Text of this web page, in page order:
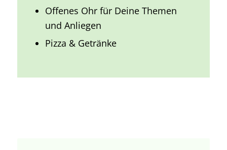
Offenes Ohr für Deine Themen
und Anliegen
Pizza & Getränke